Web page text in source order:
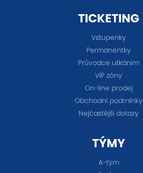
TICKETING
Vstupenky
Permanentky
Průvodce utkáním
VIP zóny
On-line prodej
Obchodní podmínky
Nejčastější dotazy
TÝMY
A-tým